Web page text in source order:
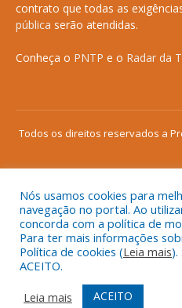
contrato que todas as
pública serão atendidas.
Conheça o PNTP e o Radar da
Todos os direitos reservados a
Mapa do Site
Acessar
Acessar o
Nós usamos cookies para
navegação no portal. Ao
concorda com a política de
Para ter mais informações
Política de cookies (Leia mais
ACEITO.
Leia mais
ACEITO